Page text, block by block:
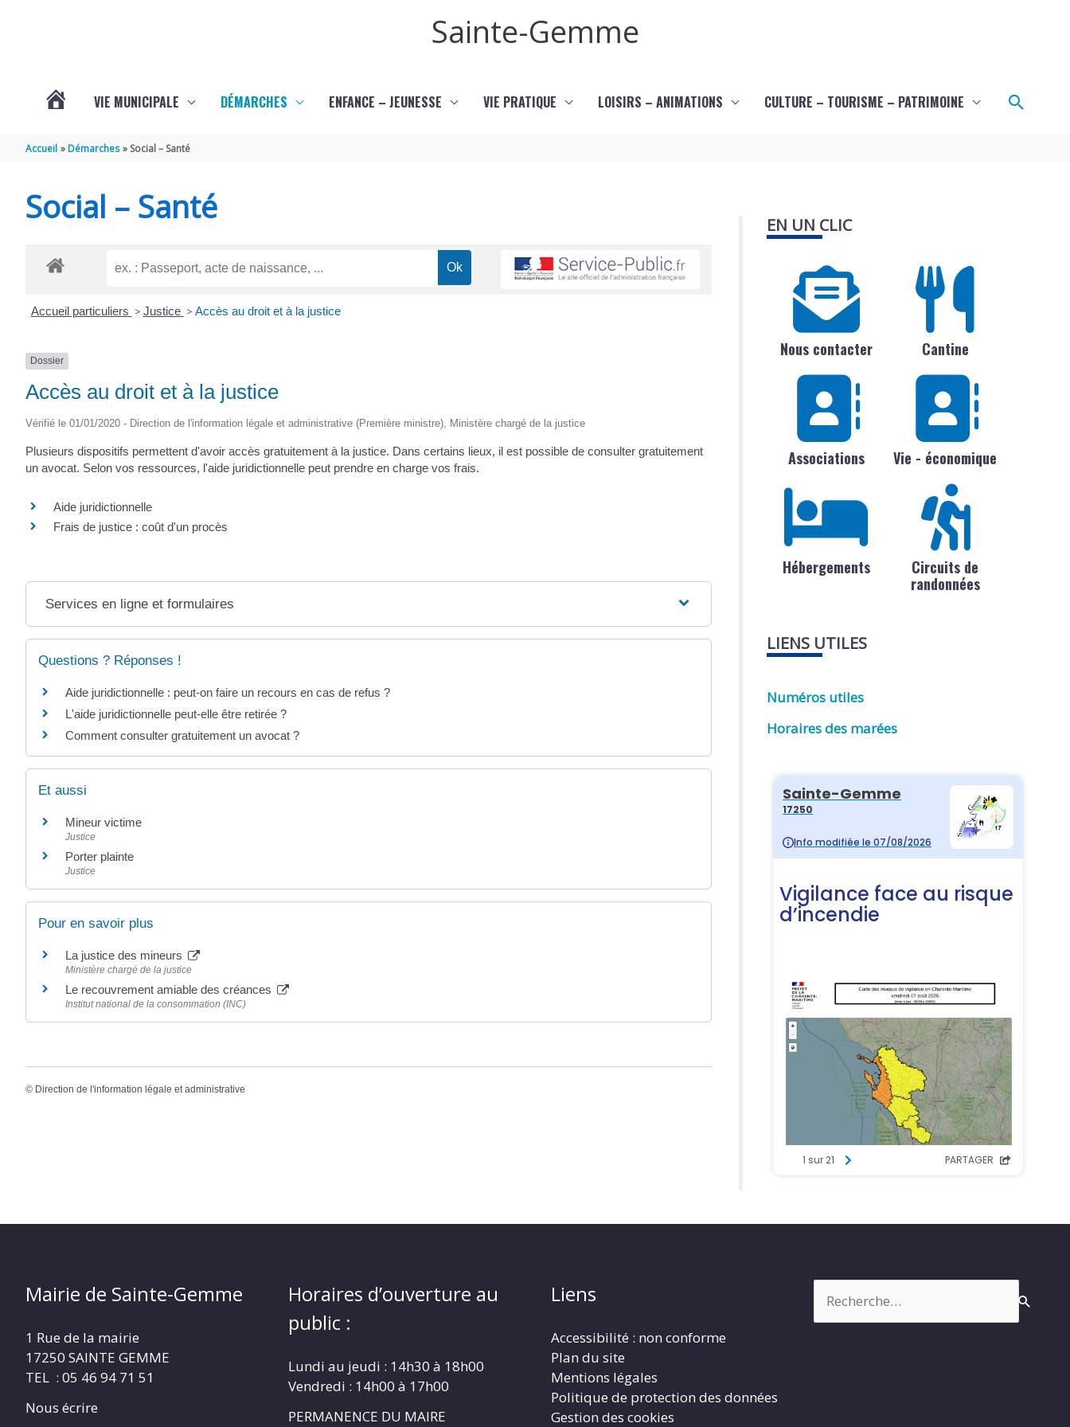
Sainte-Gemme
GEMME
VIE MUNICIPALE DÉMARCHES ENFANCE – JEUNESSE VIE PRATIQUE LOISIRS – ANIMATIONS CULTURE – TOURISME – PATRIMOINE
Accueil Démarches Social – Santé
Social – Santé
Accueil particuliers > Justice > Accès au droit et à la justice
Dossier
Accès au droit et à la justice
Vérifié le 01/01/2020 - Direction de l'information légale et administrative (Première ministre), Ministère chargé de la justice
Plusieurs dispositifs permettent d'avoir accès gratuitement à la justice. Dans certains lieux, il est possible de consulter gratuitement
un avocat. Selon vos ressources, l'aide juridictionnelle peut prendre en charge vos frais.
Aide juridictionnelle
Frais de justice : coût d'un procès
Services en ligne et formulaires
Questions ? Réponses !
Aide juridictionnelle : peut-on faire un recours en cas de refus ?
L'aide juridictionnelle peut-elle être retirée ?
Comment consulter gratuitement un avocat ?
Et aussi
Mineur victime
Justice
Porter plainte
Justice
Pour en savoir plus
La justice des mineurs
Ministère chargé de la justice
Le recouvrement amiable des créances
Institut national de la consommation (INC)
© Direction de l'information légale et administrative
EN UN CLIC
Nous contacter Cantine
Associations Vie - économique
Hébergements
Circuits de
randonnées
LIENS UTILES
Numéros utiles
Horaires des marées
Mairie de Sainte-Gemme
1 Rue de la mairie
17250 SAINTE GEMME
TEL : 05 46 94 71 51
Nous écrire
Horaires d’ouverture au
public :
Lundi au jeudi : 14h30 à 18h00
Vendredi : 14h00 à 17h00
PERMANENCE DU MAIRE
Liens
Accessibilité : non conforme
Plan du site
Mentions légales
Politique de protection des données
Gestion des cookies